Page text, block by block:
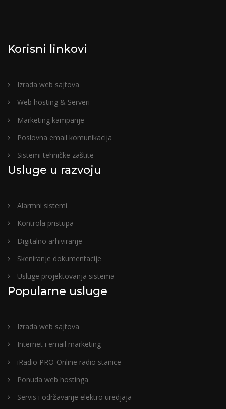
Korisni linkovi
Izrada web sajtova
Web hosting & Serveri
Marketing kampanje
Poslovna email komunikacija
Sistemi tehničke zaštite
Usluge u razvoju
Alarmni sistemi
Kontrola pristupa
Digitalno arhiviranje
Skeniranje dokumentacije
Usluge projektovanja sistema
Popularne usluge
Izrada web sajtova
Internet i email marketing
iRadio PRO-Online radio stanice
Ponuda web hostinga
Servis i održavanje elektro uredjaja